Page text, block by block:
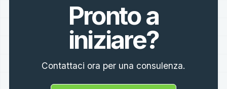
Pronto a
iniziare?
Contattaci ora per una consulenza.